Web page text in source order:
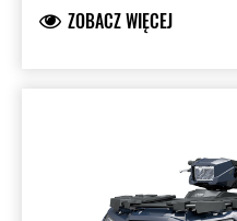
ZOBACZ WIĘCEJ